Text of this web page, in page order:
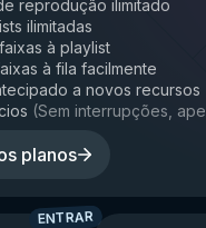
reprodução ilimitado
ilimitadas
à playlist
à fila facilmente
a novos recursos
(Sem interrupções,
planos
ENTRAR